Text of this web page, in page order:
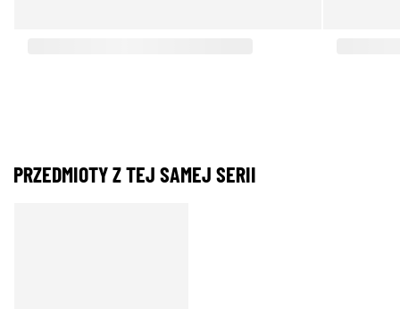
PRZEDMIOTY Z TEJ SAMEJ SERII